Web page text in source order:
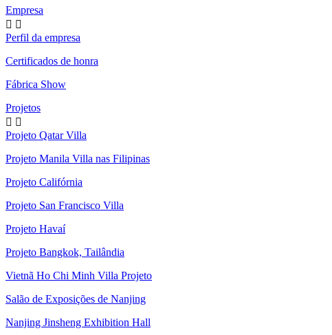
Empresa
 
Perfil da empresa
Certificados de honra
Fábrica Show
Projetos
 
Projeto Qatar Villa
Projeto Manila Villa nas Filipinas
Projeto Califórnia
Projeto San Francisco Villa
Projeto Havaí
Projeto Bangkok, Tailândia
Vietnã Ho Chi Minh Villa Projeto
Salão de Exposições de Nanjing
Nanjing Jinsheng Exhibition Hall